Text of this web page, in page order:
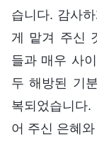
습니다. 감사
게 맡겨 주신
들과 매우 사
두 해방된 기
복되었습니다
어 주신 은혜